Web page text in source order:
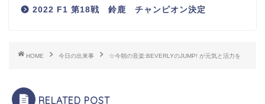
2022 F1 第18戦 鈴鹿 チャンピオン決定
HOME 今日の出来事 ☆今朝の音楽:BEVERLYのJUMP! が元気と活力を
RELATED POST